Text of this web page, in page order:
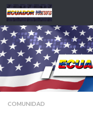
Saltar al contenido
COMUNIDAD